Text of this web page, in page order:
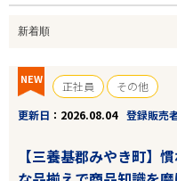
NEW 正社員
その他
更新日
2026.08.04 登録販売
【三養基郡みやき町】